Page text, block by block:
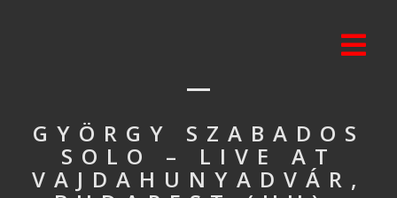
GYÖRGY SZABADOS
SOLO – LIVE AT
VAJDAHUNYADVÁR,